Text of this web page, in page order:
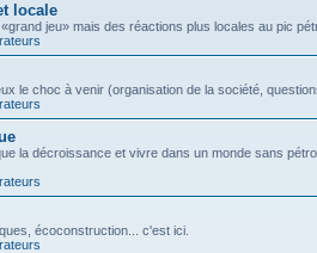
locale
jeu» mais des réactions plus locales au pic
le choc à venir (organisation de la société,
la décroissance et vivre dans un monde sans
écoconstruction... c'est ici.